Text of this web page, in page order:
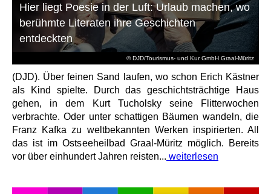
© DJD/Tourismus- und Kur GmbH Graal-Müritz
Hier liegt Poesie in der Luft: Urlaub machen, wo
berühmte Literaten ihre Geschichten
entdeckten
(DJD). Über feinen Sand laufen, wo schon Erich Kästner
als Kind spielte. Durch das geschichtsträchtige Haus
gehen, in dem Kurt Tucholsky seine Flitterwochen
verbrachte. Oder unter schattigen Bäumen wandeln, die
Franz Kafka zu weltbekannten Werken inspirierten. All
das ist im Ostseeheilbad Graal-Müritz möglich. Bereits
vor über einhundert Jahren reisten... weiterlesen